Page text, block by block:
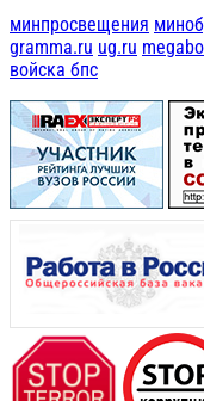
минпросвещения
gramma.ru ug.ru
войска бпс